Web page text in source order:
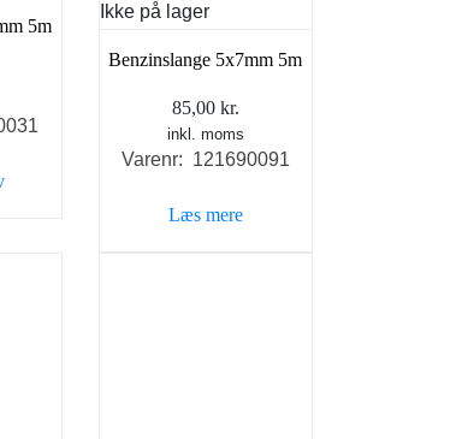
5m
Ikke på lager
Benzinslange 5x7mm 5m
85,00 kr.
inkl. moms
Varenr: 121690091
Læs mere